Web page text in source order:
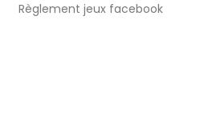
Règlement jeux facebook